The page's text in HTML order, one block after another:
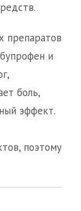
препаратов
и
боль,
эффект.
поэтому